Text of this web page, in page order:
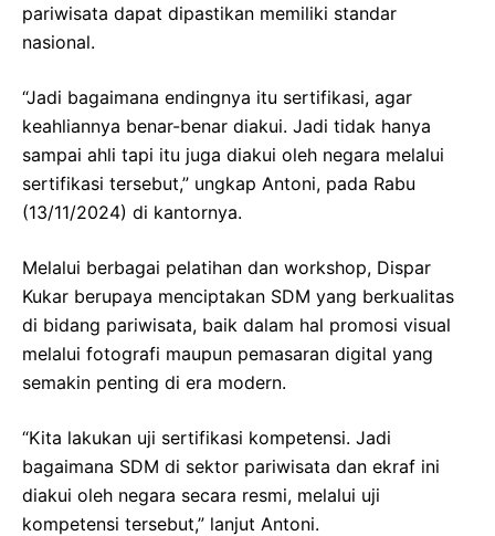
pariwisata dapat dipastikan memiliki standar
nasional.
“Jadi bagaimana endingnya itu sertifikasi, agar
keahliannya benar-benar diakui. Jadi tidak hanya
sampai ahli tapi itu juga diakui oleh negara melalui
sertifikasi tersebut,” ungkap Antoni, pada Rabu
(13/11/2024) di kantornya.
Melalui berbagai pelatihan dan workshop, Dispar
Kukar berupaya menciptakan SDM yang berkualitas
di bidang pariwisata, baik dalam hal promosi visual
melalui fotografi maupun pemasaran digital yang
semakin penting di era modern.
“Kita lakukan uji sertifikasi kompetensi. Jadi
bagaimana SDM di sektor pariwisata dan ekraf ini
diakui oleh negara secara resmi, melalui uji
kompetensi tersebut,” lanjut Antoni.